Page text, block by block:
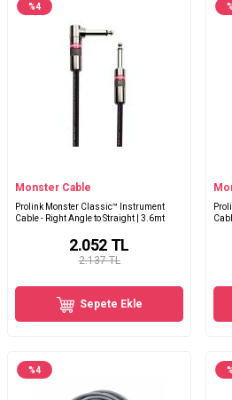
%4
Monster Cable
Prolink Monster Classic™ Instrument
Cable - Right Angle to Straight | 3.6mt
2.137 TL
2.052 TL
Sepete Ekle
%
%4 %